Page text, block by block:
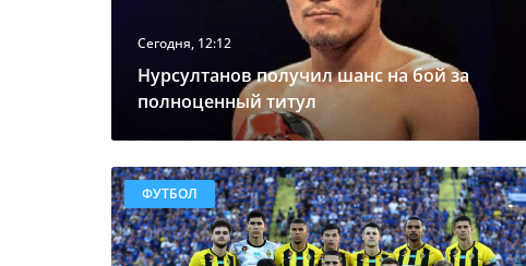
Сегодня, 12:12
Нурсултанов получил шанс на бой за
полноценный титул
ФУТБОЛ